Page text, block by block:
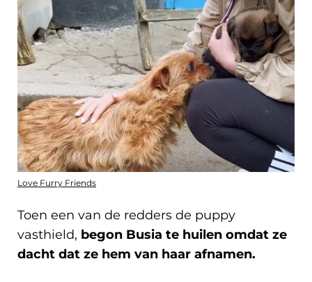
Love Furry Friends
Toen een van de redders de puppy
vasthield, begon Busia te huilen omdat ze
dacht dat ze hem van haar afnamen.